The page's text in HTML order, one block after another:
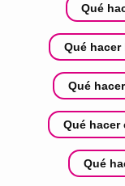
Qué
Qué hacer
Qué
Qué hacer
Qué